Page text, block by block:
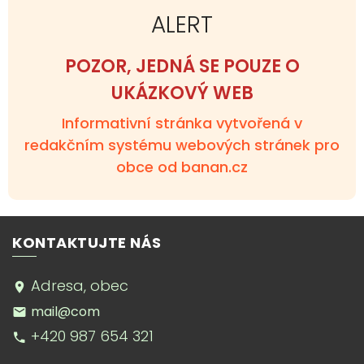
ALERT
POZOR, JEDNÁ SE POUZE O
UKÁZKOVÝ WEB
Informativní stránka vytvořená v
redakčním systému webových stránek pro
obce od banan.cz
KONTAKTUJTE NÁS
Adresa, obec
mail@com
+420 987 654 321